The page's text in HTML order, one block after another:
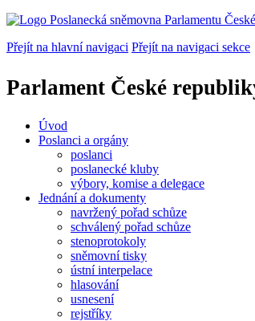
Přejít na hlavní navigaci Přejít na navigaci sekce
Parlament České
Úvod
Poslanci a orgány
poslanci
poslanecké kluby
výbory, komise a delegace
Jednání a dokumenty
navržený pořad schůze
schválený pořad schůze
stenoprotokoly
sněmovní tisky
ústní interpelace
hlasování
usnesení
rejstříky